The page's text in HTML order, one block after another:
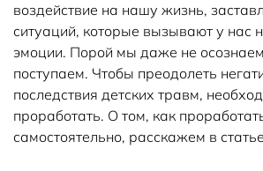
воздействие на нашу жизнь,
ситуаций, которые вызывают у нас
эмоции. Порой мы даже не
поступаем. Чтобы преодолеть
последствия детских травм,
проработать. О том, как
самостоятельно, расскажем в